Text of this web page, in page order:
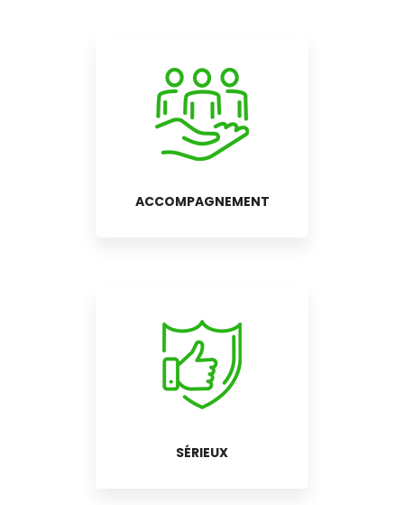
ACCOMPAGNEMENT
SÉRIEUX